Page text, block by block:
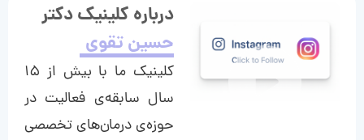
درباره کلینیک دکتر
حسین تقوی
کلینیک ما با بیش از ۱۵
سال سابقه‌ی فعالیت در
حوزه‌ی درمان‌های تخصصی